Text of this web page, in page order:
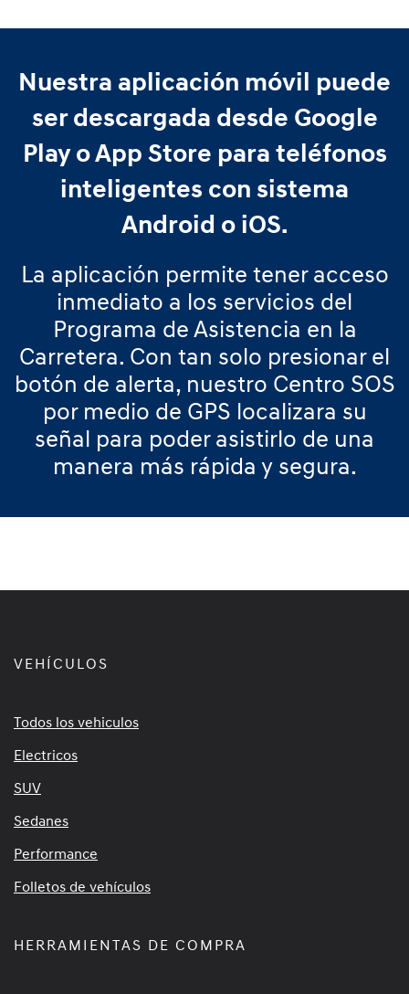
Nuestra aplicación móvil puede
ser descargada desde Google
Play o App Store para teléfonos
inteligentes con sistema
Android o iOS.
La aplicación permite tener acceso
inmediato a los servicios del
Programa de Asistencia en la
Carretera. Con tan solo presionar el
botón de alerta, nuestro Centro SOS
por medio de GPS localizara su
señal para poder asistirlo de una
manera más rápida y segura.
VEHÍCULOS
Todos los vehiculos
Electricos
SUV
Sedanes
Performance
Folletos de vehículos
HERRAMIENTAS DE COMPRA